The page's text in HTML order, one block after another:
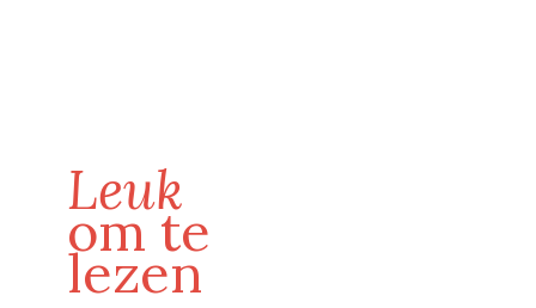
Leuk
om te
lezen